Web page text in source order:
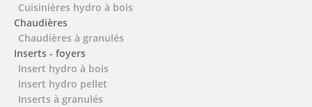
Cuisinières hydro à bois
Chaudières
Chaudières à granulés
Inserts - foyers
Insert hydro à bois
Insert hydro pellet
Inserts à granulés